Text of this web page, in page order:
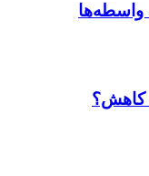
واسطه‌ها
کاهش؟